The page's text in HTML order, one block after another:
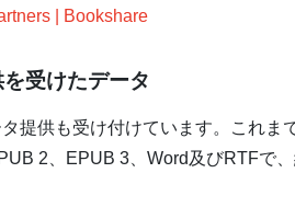
| Bookshare
受けたデータ
提供も受け付けています。これま
2、EPUB 3、Word及びRTFで